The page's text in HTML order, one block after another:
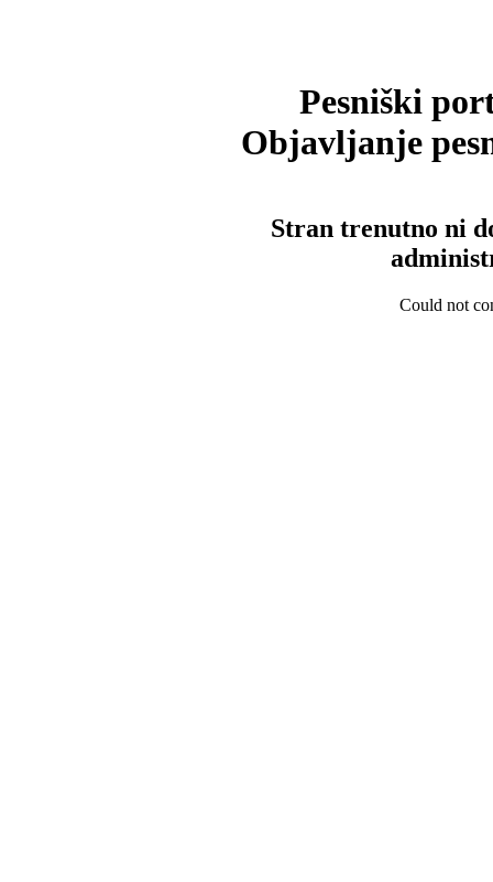
Pesniški
Objavljanje
Stran trenutno ni
Could not